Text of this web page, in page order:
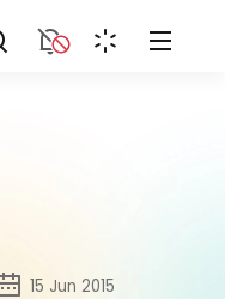
15 Jun 2015